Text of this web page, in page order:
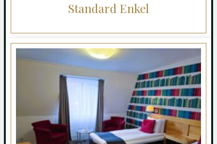
Standard Enkel